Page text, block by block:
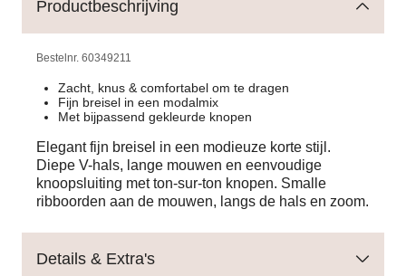
Productbeschrijving
Bestelnr. 60349211
Zacht, knus & comfortabel om te dragen
Fijn breisel in een modalmix
Met bijpassend gekleurde knopen
Elegant fijn breisel in een modieuze korte stijl.
Diepe V-hals, lange mouwen en eenvoudige
knoopsluiting met ton-sur-ton knopen. Smalle
ribboorden aan de mouwen, langs de hals en zoom.
Details & Extra's